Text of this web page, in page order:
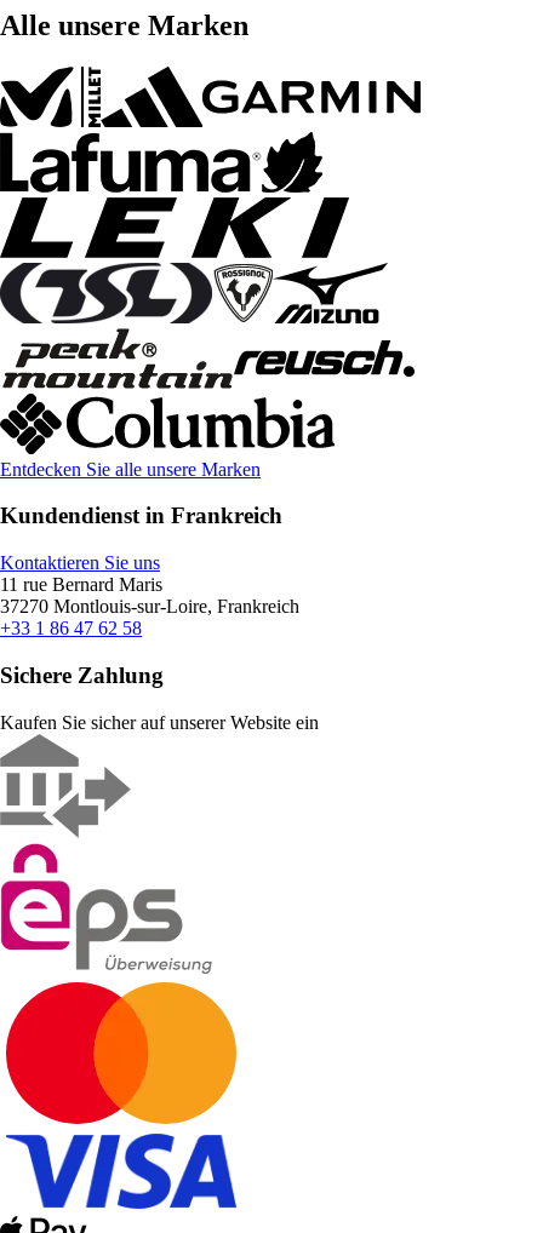
Alle unsere Marken
Entdecken Sie alle unsere Marken
Kundendienst in Frankreich
Kontaktieren Sie uns
11 rue Bernard Maris
37270 Montlouis-sur-Loire, Frankreich
+33 1 86 47 62 58
Sichere Zahlung
Kaufen Sie sicher auf unserer Website ein